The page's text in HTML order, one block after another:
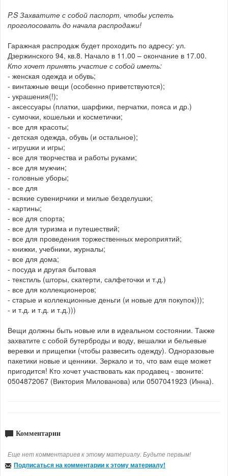
P.S Захватите с собой паспорт, чтобы успеть
проголосовать до начала распродажи!
Гаражная распродаж будет проходить по адресу: ул.
Дзержинского 94, кв.8. Начало в 11.00 – окончание в 17.00.
Кто хочет принять участие с собой иметь:
- женская одежда и обувь;
- винтажные вещи (особенно приветствуются);
- украшения(!);
- аксессуары (платки, шарфики, перчатки, пояса и др.)
- сумочки, кошельки и косметички;
- все для красоты;
- детская одежда, обувь (и остальное);
- игрушки и игры;
- все для творчества и работы руками;
- все для мужчин;
- головные уборы;
- все для
- всякие сувенирчики и милые безделушки;
- картины;
- все для спорта;
- все для туризма и путешествий;
- все для проведения торжественных мероприятий;
- книжки, учебники, журналы;
- все для дома;
- посуда и другая бытовая
- текстиль (шторы, скатерти, салфеточки и т.д.)
- все для коллекционеров;
- старые и коллекционные деньги (и новые для покупок)));
- и т.д. и т.д. и т.д.)))
Вещи должны быть новые или в идеальном состоянии. Также
захватите с собой бутерброды и воду, вешалки и бельевые
веревки и прищепки (чтобы развесить одежду). Одноразовые
пакетики новые и ценники. Зеркало и то, что вам еще может
пригодится! Кто хочет участвовать как продавец - звоните:
0504872067 (Виктория Милованова) или 0507041923 (Инна).
Комментарии
Еще нет комментариев к этому материалу. Будьте первым!
Подписаться на комментарии к этому материалу!